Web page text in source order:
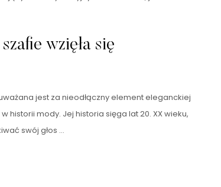
wzięła się
jest za nieodłączny element eleganckiej
historii mody. Jej historia sięga lat 20. XX wieku,
swój głos …